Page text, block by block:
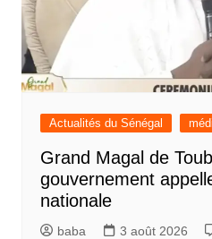
Actualités du Sénégal
Grand Magal de
gouvernement
nationale
baba 3 août 2026